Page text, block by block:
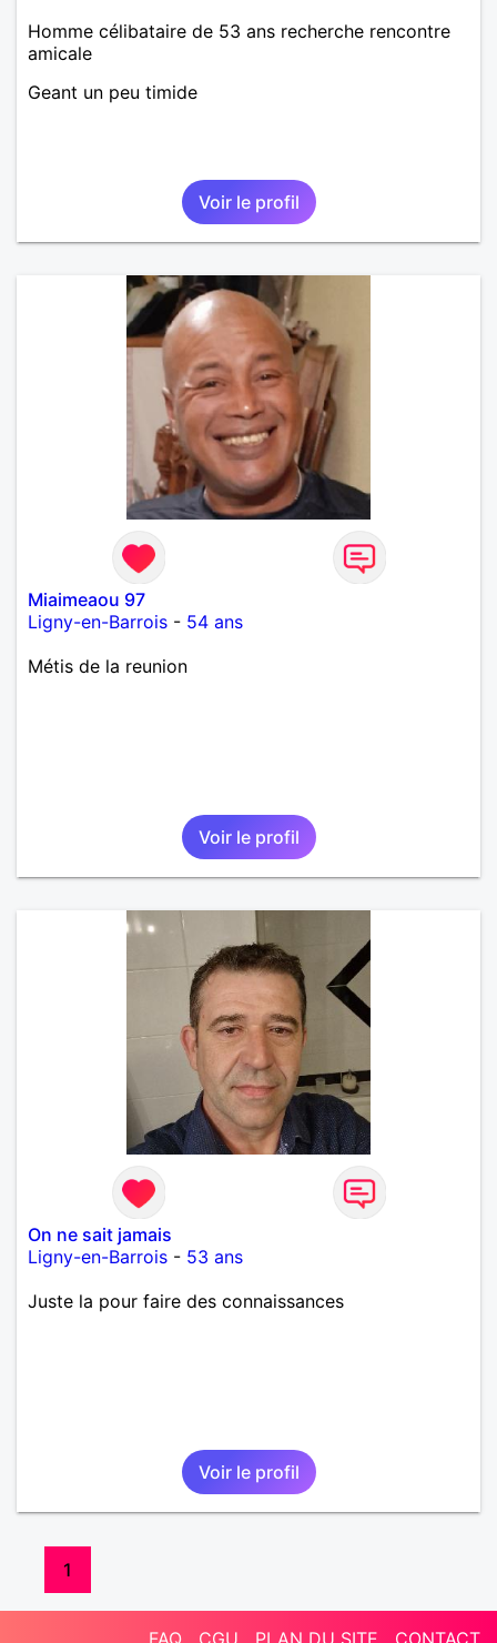
Homme célibataire de 53 ans recherche rencontre
amicale
Geant un peu timide
Voir le profil
Miaimeaou 97
Ligny-en-Barrois - 54 ans
Métis de la reunion
Voir le profil
On ne sait jamais
Ligny-en-Barrois - 53 ans
Juste la pour faire des connaissances
Voir le profil
1
FAQ CGU PLAN DU SITE CONTACT